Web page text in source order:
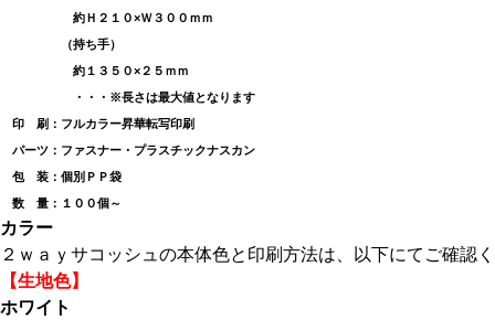
約Ｈ２１０×Ｗ３００ｍｍ
（持ち手）
約１３５０×２５ｍｍ
・・・※長さは最大値となります
印 刷：フルカラー昇華転写印刷
パーツ：ファスナー・プラスチックナスカン
包 装：個別ＰＰ袋
数 量：１００個～
カラー
２ｗａｙサコッシュの本体色と印刷方法は、以下にてご確認
【生地色】
ホワイト